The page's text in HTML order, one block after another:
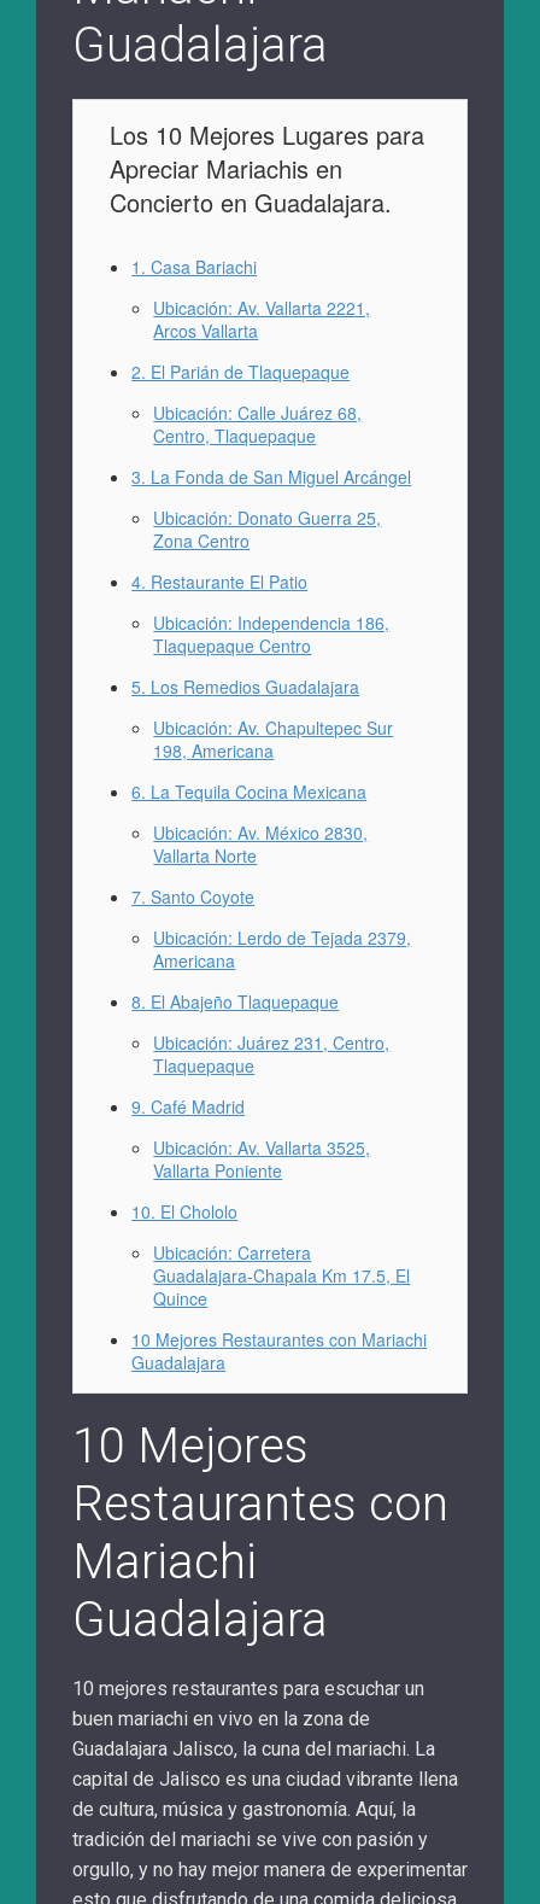
Guadalajara
Los 10 Mejores Lugares para
Apreciar Mariachis en
Concierto en Guadalajara.
1. Casa Bariachi
Ubicación: Av. Vallarta 2221,
Arcos Vallarta
2. El Parián de Tlaquepaque
Ubicación: Calle Juárez 68,
Centro, Tlaquepaque
3. La Fonda de San Miguel Arcángel
Ubicación: Donato Guerra 25,
Zona Centro
4. Restaurante El Patio
Ubicación: Independencia 186,
Tlaquepaque Centro
5. Los Remedios Guadalajara
Ubicación: Av. Chapultepec Sur
198, Americana
6. La Tequila Cocina Mexicana
Ubicación: Av. México 2830,
Vallarta Norte
7. Santo Coyote
Ubicación: Lerdo de Tejada 2379,
Americana
8. El Abajeño Tlaquepaque
Ubicación: Juárez 231, Centro,
Tlaquepaque
9. Café Madrid
Ubicación: Av. Vallarta 3525,
Vallarta Poniente
10. El Chololo
Ubicación: Carretera
Guadalajara-Chapala Km 17.5, El
Quince
10 Mejores Restaurantes con Mariachi
Guadalajara
10 Mejores
Restaurantes con
Mariachi
Guadalajara
10 mejores restaurantes para escuchar un
buen mariachi en vivo en la zona de
Guadalajara Jalisco, la cuna del mariachi. La
capital de Jalisco es una ciudad vibrante llena
de cultura, música y gastronomía. Aquí, la
tradición del mariachi se vive con pasión y
orgullo, y no hay mejor manera de experimentar